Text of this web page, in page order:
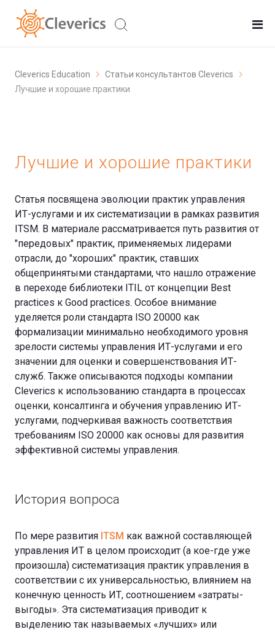
Cleverics Education
Статьи консультантов Cleverics
Лучшие и хорошие практики
Лучшие и хорошие практики
Статья посвящена эволюции практик управления
ИТ-услугами и их систематизации в рамках развития
ITSM. В материале рассматривается путь развития от
"передовых" практик, применяемых лидерами
отрасли, до "хороших" практик, ставших
общепринятыми стандартами, что нашло отражение
в переходе библиотеки ITIL от концепции Best
practices к Good practices. Особое внимание
уделяется роли стандарта ISO 20000 как
формализации минимально необходимого уровня
зрелости системы управления ИТ-услугами и его
значении для оценки и совершенствования ИТ-
служб. Также описываются подходы компании
Cleverics к использованию стандарта в процессах
оценки, консалтинга и обучения управлению ИТ-
услугами, подчеркивая важность соответствия
требованиям ISO 20000 как основы для развития
эффективной системы управления.
История вопроса
По мере развития ITSM как важной составляющей
управления ИТ в целом происходит (а кое-где уже
произошла) систематизация практик управления в
соответствии с их универсальностью, влиянием на
конечную ценность ИТ, соотношением «затраты-
выгоды». Эта систематизация приводит к
выделению так называемых «лучших» или